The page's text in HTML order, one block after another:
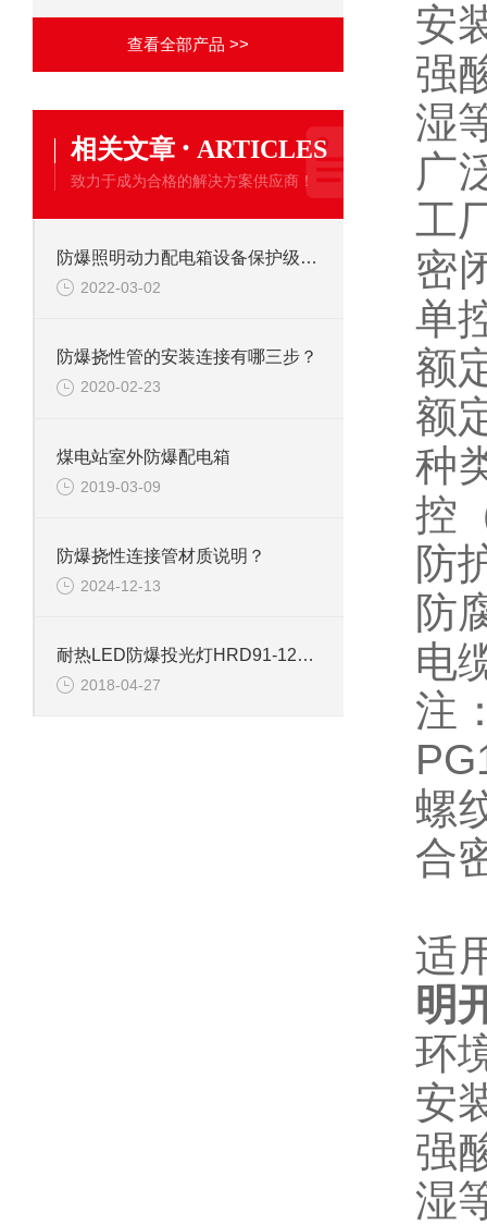
查看全部产品 >>
相关文章 · ARTICLES
致力于成为合格的解决方案供应商！
防爆照明动力配电箱设备保护级别EPL
2022-03-02
防爆挠性管的安装连接有哪三步？
2020-02-23
煤电站室外防爆配电箱
2019-03-09
防爆挠性连接管材质说明？
2024-12-13
耐热LED防爆投光灯HRD91-120w防爆区域适用
2018-04-27
安
强
湿
广
工
密
单
额
额
种
控
防
防
电
注
螺
合
适
明
环
安
强
湿